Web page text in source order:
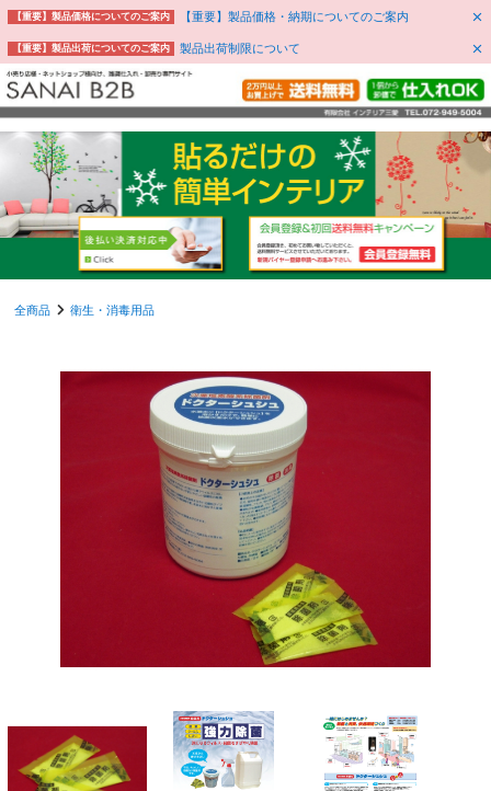
【重要】製品価格についてのご案内 【重要】製品価格・納期についてのご案内
【重要】製品出荷についてのご案内 製品出荷制限について
全商品 衛生・消毒用品